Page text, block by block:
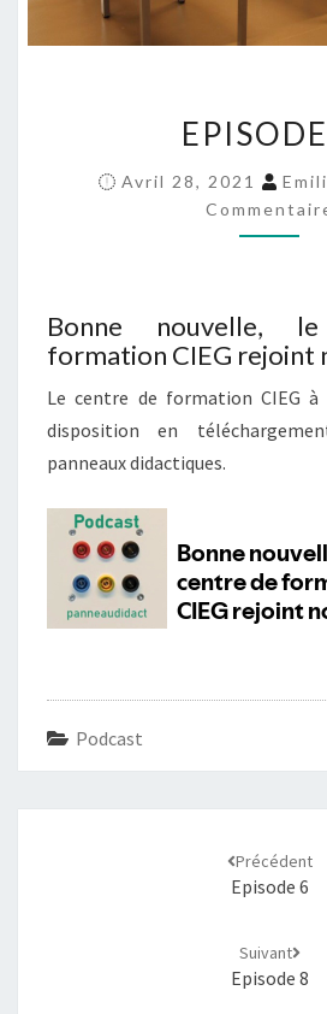
7
Avril 28, 2021
Bonne nouvelle,
formation CIEG rejoint
Le centre de formation CIEG
disposition en
panneaux didactiques.
Podcast
Précédent
Episode 6
Suivant
Episode 8